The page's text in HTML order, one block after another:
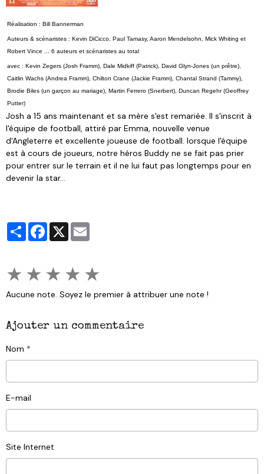
Réalisation : Bill Bannerman
Auteurs & scénaristes : Kevin DiCicco Paul Tamasy, Aaron Mendelsohn Mick Whiting et
Robert Vince ... 6 auteurs et scénaristes au total
avec : Kevin Zegers (Josh Framm), Dale Midkiff (Patrick), David Glyn-Jones (un prêtre),
Caitlin Wachs (Andrea Framm), Chilton Crane (Jackie Framm), Chantal Strand (Tammy),
Brodie Biles (un garçon au mariage), Martin Ferrero (Snerbert), Duncan Regehr(Geoffrey
Putter)
Josh a 15 ans maintenant et sa mère s'est remariée. Il s'inscrit à
l'équipe de football, attiré par Emma, nouvelle venue
d'Angleterre et excellente joueuse de football. lorsque l'équipe
est à cours de joueurs, notre héros Buddy ne se fait pas prier
pour entrer sur le terrain et il ne lui faut pas longtemps pour en
devenir la star...
PartagerFacebook
X
★ ★ ★ ★ ★
Aucune note. Soyez le premier à attribuer une note !
Ajouter un commentaire
Nom
E-mail
Site Internet